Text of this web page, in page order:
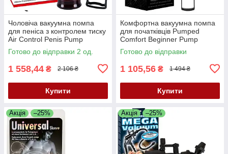
Чоловіча вакуумна помпа
для пеніса з контролем тиску
Air Control Penis Pump
Готово до відправки 2 од.
1 558,44 ₴ 2 106 ₴
Купити
Комфортна вакуумна помпа
для початківців Pumped
Comfort Beginner Pump
Transparent 🚀
Готово до відправки
1 105,56 ₴ 1 494 ₴
Купити
Акція –25% Акція –25%